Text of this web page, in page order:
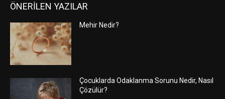
ÖNERİLEN YAZILAR
Mehir Nedir?
Çocuklarda Odaklanma Sorunu Nedir, Nasıl
Çözülür?